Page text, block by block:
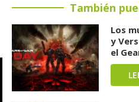
También
Los
y
el